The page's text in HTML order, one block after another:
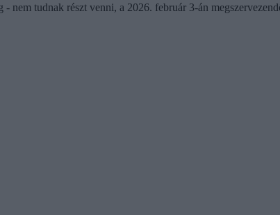
tudnak részt venni, a 2026. február 3-án